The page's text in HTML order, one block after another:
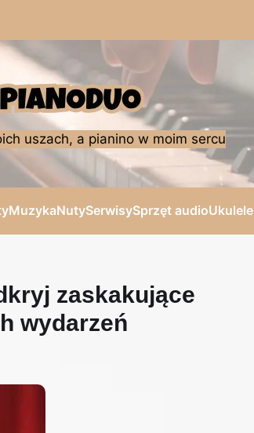
uszach, a pianino w moim sercu
MuzykaNutySerwisySprzęt audioUkulele
zaskakujące
wydarzeń